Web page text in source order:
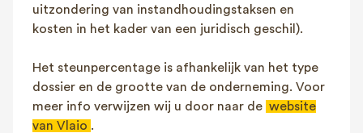
uitzondering van instandhoudingstaksen en
kosten in het kader van een juridisch geschil).
Het steunpercentage is afhankelijk van het type
dossier en de grootte van de onderneming. Voor
meer info verwijzen wij u door naar de website
van Vlaio .